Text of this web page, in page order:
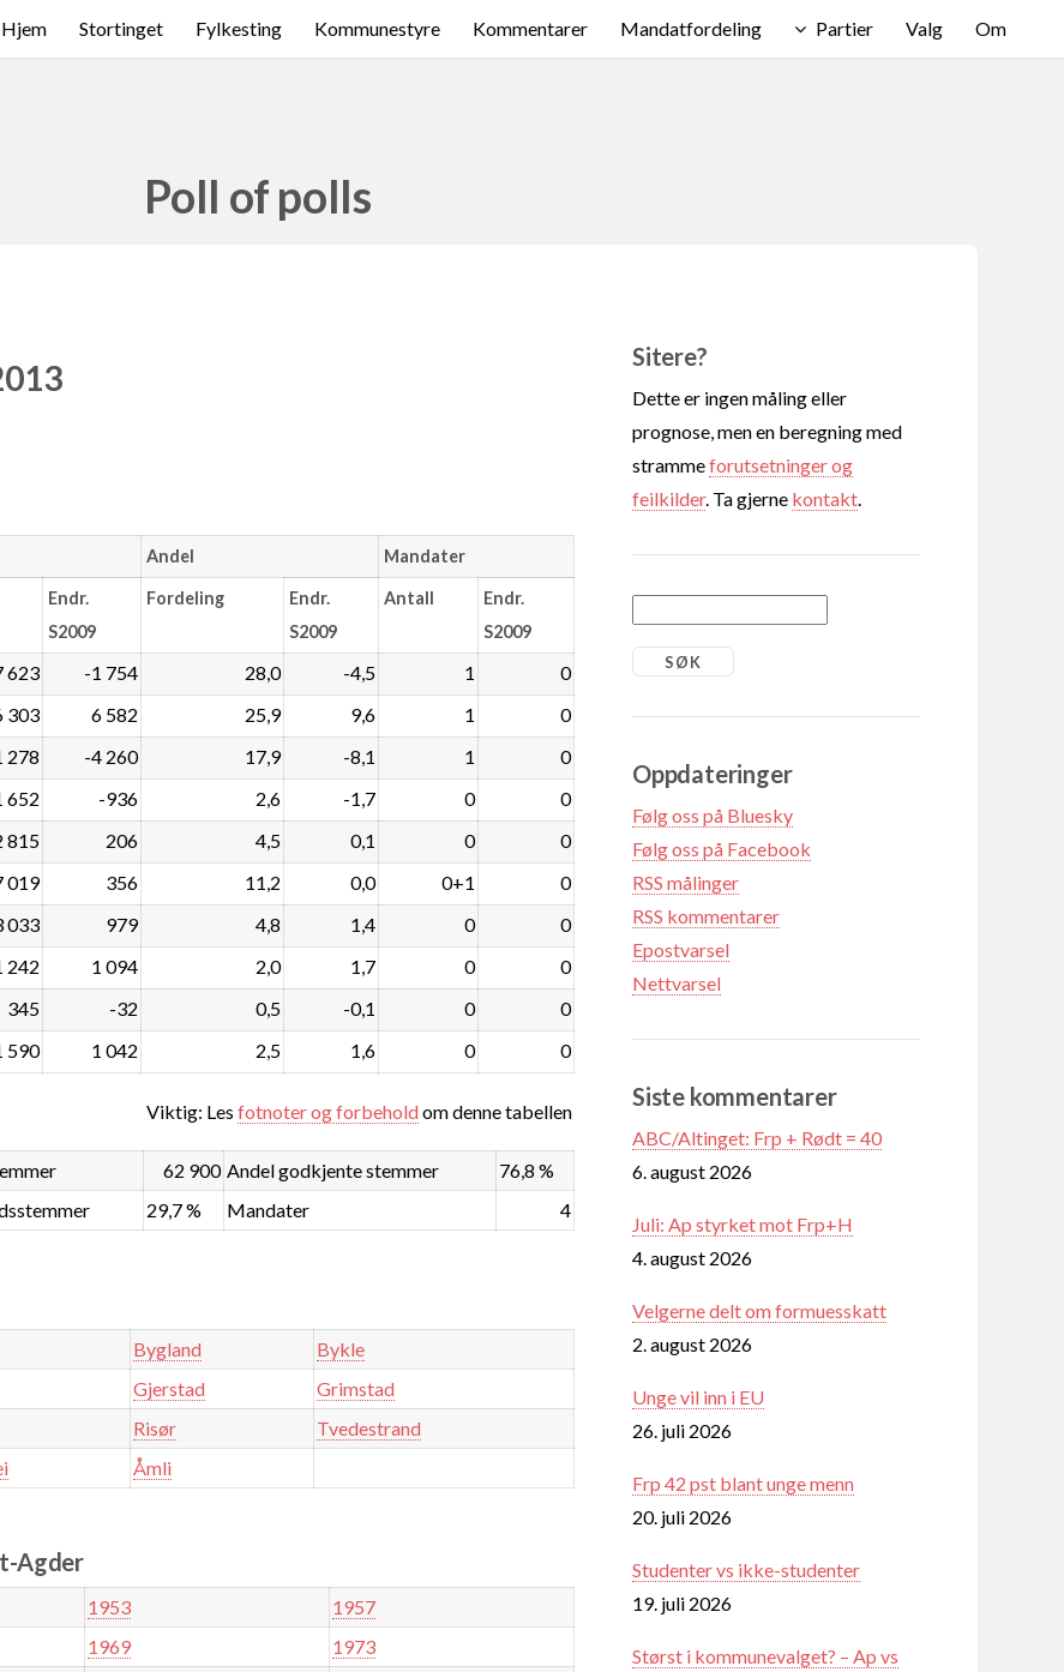
Hjem Stortinget Fylkesting Kommunestyre Kommentarer Mandatfordeling Partier Valg Om
Poll of polls
Andel Mandater
Endr.
S2009
Fordeling
Endr.
S2009
Antall
Endr.
S2009
623 -1 754 28,0 -4,5 1 0
303 6 582 25,9 9,6 1 0
278 -4 260 17,9 -8,1 1 0
652 -936 2,6 -1,7 0 0
815 206 4,5 0,1 0 0
019 356 11,2 0,0 0+1 0
033 979 4,8 1,4 0 0
242 1 094 2,0 1,7 0 0
345 -32 0,5 -0,1 0 0
590 1 042 2,5 1,6 0 0
Viktig: Les fotnoter og forbeholdom denne tabellen
62 900 Andel godkjente stemmer
76,8 %
29,7 % Mandater 4
Bygland
Bykle
Gjerstad
Grimstad
Risør
Tvedestrand
Åmli
Agder
1953
1957
1969
1973
Sitere?
Dette er ingen måling eller
prognose, men en beregning med
strammeforutsetninger og
feilkilder. Ta gjerne kontakt
Oppdateringer
Følg oss på Bluesky
Følg oss på Facebook
RSS målinger
RSS kommentarer
Epostvarsel
Nettvarsel
Siste kommentarer
ABC/Altinget: Frp + Rødt = 40
6. august 2026
Juli: Ap styrket mot Frp+H
4. august 2026
Velgerne delt om formuesskatt
2. august 2026
Unge vil inn i EU
26. juli 2026
Frp 42 pst blant unge menn
20. juli 2026
Studenter vs ikke-studenter
19. juli 2026
Størst i kommunevalget? – Ap vs